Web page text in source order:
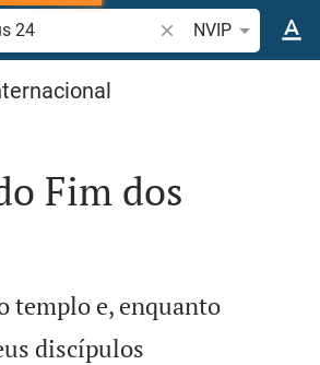
Pesquise
NVIP
Fim dos
templo e, enquanto
discípulos